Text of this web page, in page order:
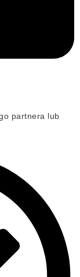
partnera lub